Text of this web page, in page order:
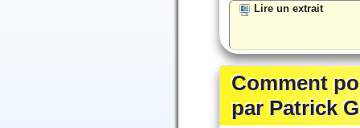
Lire un extrait
Comment
par Patrick